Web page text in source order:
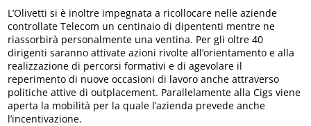
L’Olivetti si è inoltre impegnata a ricollocare nelle aziende
controllate Telecom un centinaio di dipententi mentre ne
riassorbirà personalmente una ventina. Per gli oltre 40
dirigenti saranno attivate azioni rivolte all’orientamento e alla
realizzazione di percorsi formativi e di agevolare il
reperimento di nuove occasioni di lavoro anche attraverso
politiche attive di outplacement. Parallelamente alla Cigs viene
aperta la mobilità per la quale l’azienda prevede anche
l’incentivazione.